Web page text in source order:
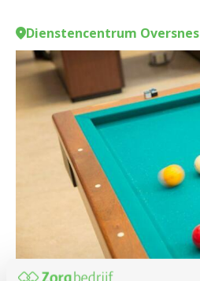
Dienstencentrum Oversnes